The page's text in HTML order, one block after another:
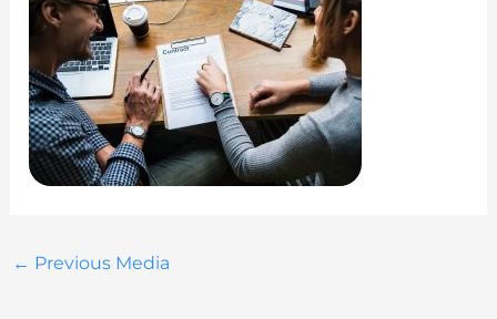
← Previous Media